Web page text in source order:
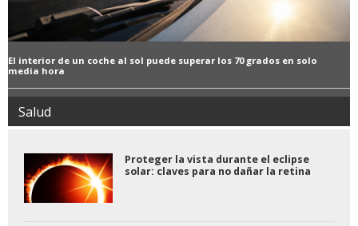
El interior de un coche al sol puede superar los 70 grados en solo
media hora
Salud
Proteger la vista durante el eclipse
solar: claves para no dañar la retina